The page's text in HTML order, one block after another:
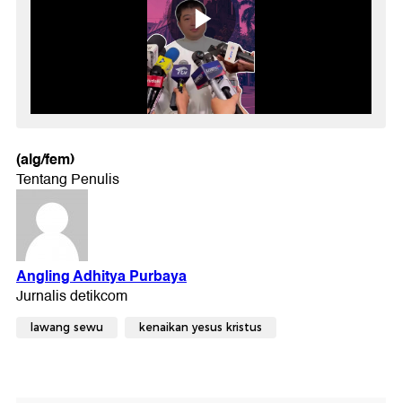
(alg/fem)
lawang sewu kenaikan yesus kristus